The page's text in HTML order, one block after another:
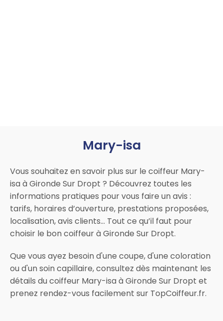
Mary-isa
Vous souhaitez en savoir plus sur le coiffeur Mary-
isa à Gironde Sur Dropt ? Découvrez toutes les
informations pratiques pour vous faire un avis :
tarifs, horaires d’ouverture, prestations proposées,
localisation, avis clients… Tout ce qu’il faut pour
choisir le bon coiffeur à Gironde Sur Dropt.
Que vous ayez besoin d'une coupe, d'une coloration
ou d'un soin capillaire, consultez dès maintenant les
détails du coiffeur Mary-isa à Gironde Sur Dropt et
prenez rendez-vous facilement sur TopCoiffeur.fr.